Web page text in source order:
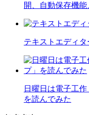
開、自動保存機
テキストエディ
日曜日は電子工
を読んでみた